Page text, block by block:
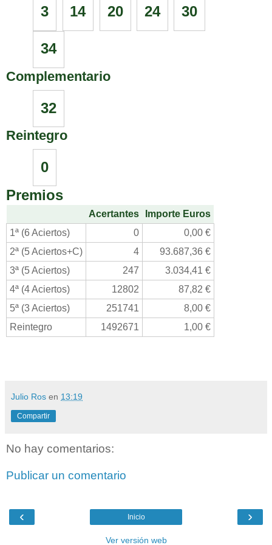
3
14 20 24 30
34
Complementario
32
Reintegro
0
Premios
Acertantes
Importe Euros
1ª (6 Aciertos)
0
0,00 €
2ª (5 Aciertos+C)
4
93.687,36 €
3ª (5 Aciertos)
247
3.034,41 €
4ª (4 Aciertos)
12802
87,82 €
5ª (3 Aciertos)
251741
8,00 €
Reintegro
1492671 1,00 €
Julio Ros en 13:19
Compartir
No hay comentarios:
Publicar un comentario
‹ ›
Inicio
Ver versión web